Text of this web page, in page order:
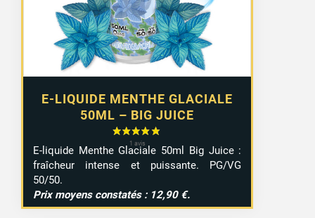
E-LIQUIDE MENTHE GLACIALE
50ML – BIG JUICE
E-liquide Menthe Glaciale 50ml Big Juice :
fraîcheur intense et puissante. PG/VG
50/50.
Prix moyens constatés : 12,90 €.